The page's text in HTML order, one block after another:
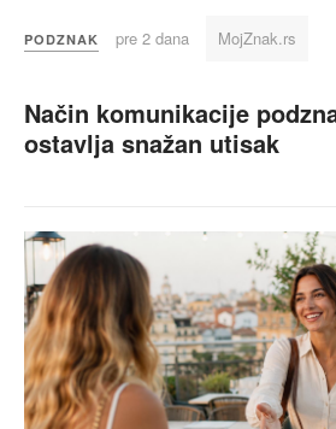
PODZNAK pre 2 dana MojZnak.rs
Način komunikacije
ostavlja snažan utisak